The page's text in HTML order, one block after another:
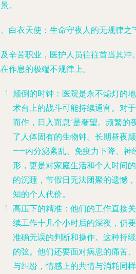
。
白衣天使：生命守夜人的无规律之“
辛苦职业，医护人员往往首当其冲
作息的极端不规律上。
颠倒的时钟 ：医院是永不熄灯的
术台上的战斗可能持续通宵。对
而作，日入而息”是奢望。频繁的
了人体固有的生物钟。长期昼夜
——内分泌紊乱、免疫力下降、神
形，更是对家庭生活和个人时间
的沉睡，节假日无法团聚的遗憾
知的个人代价。
高压下的精准 ：他们的工作直接
续工作十几个小时后的深夜，仍
准确无误的判断和操作。这种持
的弦。他们还要面对病患的痛苦
与纠纷，情感上的共情与消耗同